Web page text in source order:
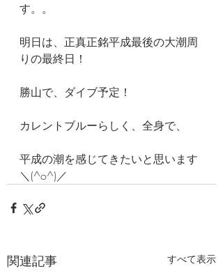
す。。
明日は、正真正銘平成最後の大潮周
りの最終日！
勝山で、ダイブ予定！
カレントブルーらしく、全身で、
平成の潮を感じてきたいと思います
＼(^o^)／
関連記事 すべて表示